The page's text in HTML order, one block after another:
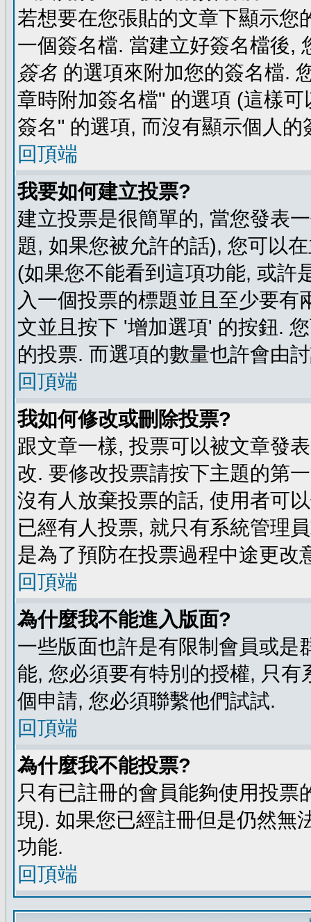
若想要在您張貼的文章下顯示您
一個簽名檔. 當建立好簽名檔後,
簽名 的選項來附加您的簽名檔.
章時附加簽名檔" 的選項 (這樣
簽名" 的選項, 而沒有顯示個人的
回頂端
我要如何建立投票?
建立投票是很簡單的, 當您發表
題, 如果您被允許的話), 您可以
(如果您不能看到這項功能, 或許
入一個投票的標題並且至少要
文並且按下 '增加選項' 的按鈕.
的投票. 而選項的數量也許會由
回頂端
我如何修改或刪除投票?
跟文章一樣, 投票可以被文章發
改. 要修改投票請按下主題的第
沒有人放棄投票的話, 使用者可
已經有人投票, 就只有系統管理
是為了預防在投票過程中途更改
回頂端
為什麼我不能進入版面?
一些版面也許是有限制會員或是
能, 您必須要有特別的授權, 只
個申請, 您必須聯繫他們試試.
回頂端
為什麼我不能投票?
只有已註冊的會員能夠使用投
現). 如果您已經註冊但是仍然無
功能.
回頂端